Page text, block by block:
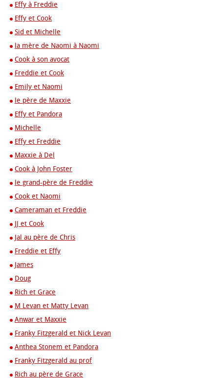
Effy à Freddie
Effy et Cook
Sid et Michelle
la mère de Naomi à Naomi
Cook à son avocat
Freddie et Cook
Emily et Naomi
le père de Maxxie
Effy et Pandora
Michelle
Effy et Freddie
Maxxie à Del
Cook à John Foster
le grand-père de Freddie
Cook et Naomi
Cameraman et Freddie
JJ et Cook
Jal au père de Chris
Freddie et Effy
James
Doug
Rich et Grace
M Levan et Matty Levan
Anwar et Maxxie
Franky Fitzgerald et Nick Levan
Anthea Stonem et Pandora
Franky Fitzgerald au prof
Rich au père de Grace